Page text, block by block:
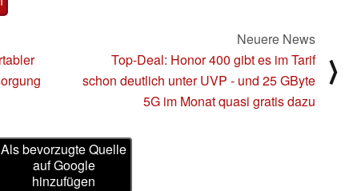
Neuere News
Top-Deal: Honor 400 gibt es im Tarif
schon deutlich unter UVP - und 25 GByte
5G im Monat quasi gratis dazu
⟩
Als bevorzugte Quelle
auf Google
hinzufügen